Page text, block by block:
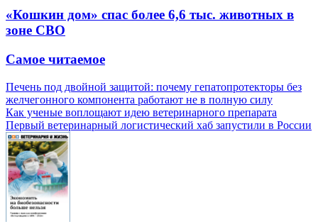
«Кошкин дом» спас более 6,6 тыс. животных в
зоне СВО
Самое читаемое
Печень под двойной защитой: почему гепатопротекторы без
желчегонного компонента работают не в полную силу
Как ученые воплощают идею ветеринарного препарата
Первый ветеринарный логистический хаб запустили в России